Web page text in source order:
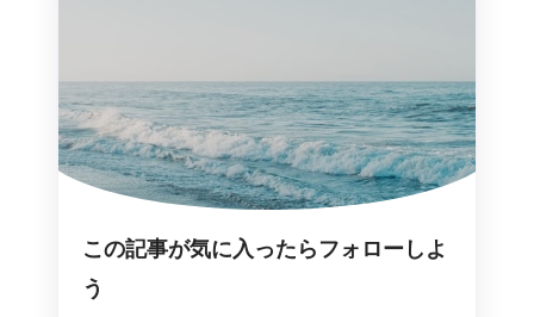
この記事が気に入ったらフォローしよ
う